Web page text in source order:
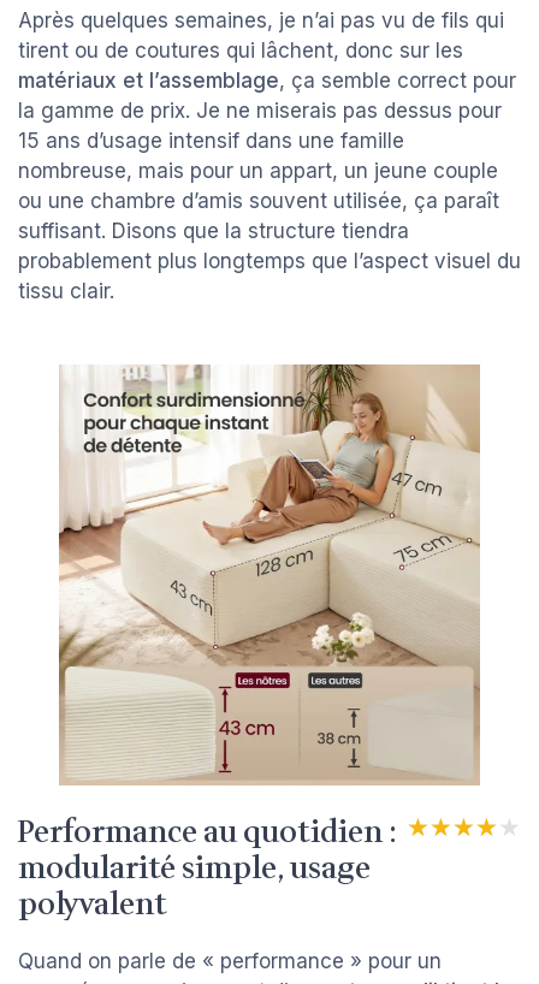
Après quelques semaines, je n’ai pas vu de fils qui
tirent ou de coutures qui lâchent, donc sur les
matériaux et l’assemblage, ça semble correct pour
la gamme de prix. Je ne miserais pas dessus pour
15 ans d’usage intensif dans une famille
nombreuse, mais pour un appart, un jeune couple
ou une chambre d’amis souvent utilisée, ça paraît
suffisant. Disons que la structure tiendra
probablement plus longtemps que l’aspect visuel du
tissu clair.
Performance au quotidien :
modularité simple, usage
polyvalent
★★★★★
★★★★★
Quand on parle de « performance » pour un